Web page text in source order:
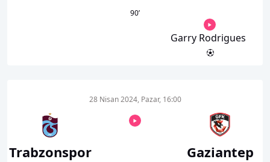
90’
Garry Rodrigues
Trabzonspor
28 Nisan 2024, Pazar, 16:00
Gaziantep